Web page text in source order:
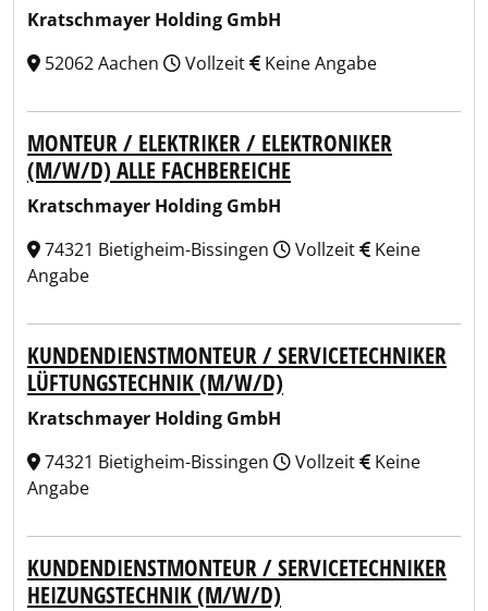
Kratschmayer Holding GmbH
52062 Aachen
Vollzeit Keine Angabe
MONTEUR / ELEKTRIKER / ELEKTRONIKER
(M/W/D) ALLE FACHBEREICHE
Kratschmayer Holding GmbH
74321 Bietigheim-Bissingen
Vollzeit
Keine
Angabe
KUNDENDIENSTMONTEUR / SERVICETECHNIKER
LÜFTUNGSTECHNIK (M/W/D)
Kratschmayer Holding GmbH
74321 Bietigheim-Bissingen
Vollzeit
Keine
Angabe
KUNDENDIENSTMONTEUR / SERVICETECHNIKER
HEIZUNGSTECHNIK (M/W/D)